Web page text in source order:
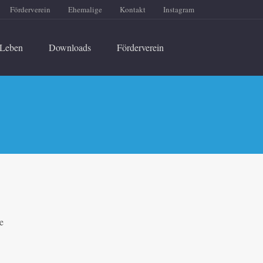
Förderverein Ehemalige Kontakt Instagram
Leben Downloads Förderverein